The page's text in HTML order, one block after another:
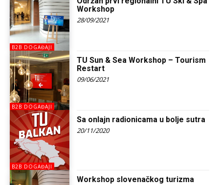
B2B DOGAĐAJI
Workshop
28/09/2021
B2B DOGAĐAJI
TU Sun & Sea Workshop – Tourism
Restart
09/06/2021
B2B DOGAĐAJI
Sa onlajn radionicama u bolje sutra
20/11/2020
Workshop slovenačkog turizma